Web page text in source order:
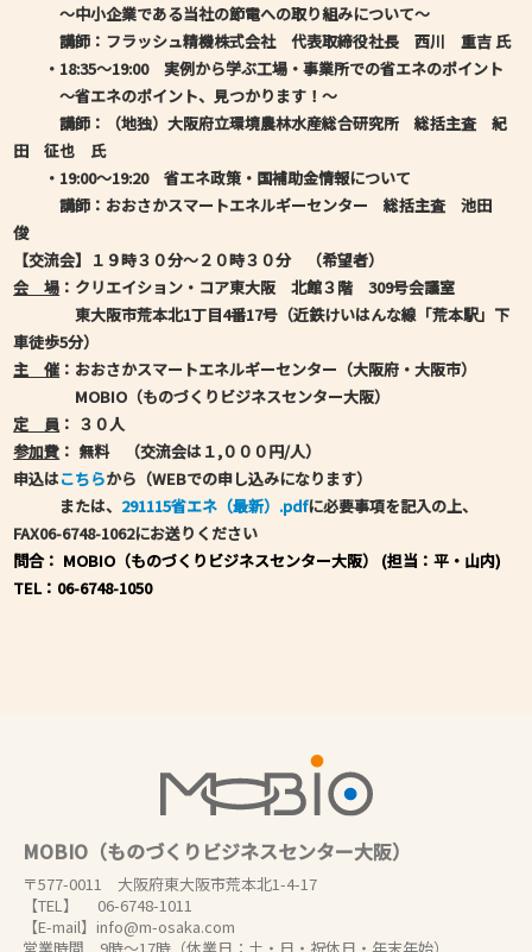
～中小企業である当社の節電への取り組みについて～
講師：フラッシュ精機株式会社 代表取締役社長 西川 重吉 氏
・ 18:35～19:00実例から学ぶ工場・事業所での省エネのポイント
～省エネのポイント、見つかります！～
講師：（地独）大阪府立環境農林水産総合研究所 総括主査 紀
田 征也 氏
・ 19:00～19:20省エネ政策・国補助金情報について
講師：おおさかスマートエネルギーセンター 総括主査 池田
俊
【交流会】１９時３０分～２０時３０分 （希望者）
会 場 ：クリエイション・コア東大阪 北館３階 309号会議室
東大阪市荒本北1丁目4番17号 （近鉄けいはんな線「荒本駅」下
車徒歩5分）
主 催 ：おおさかスマートエネルギーセンター（大阪府・大阪市）
MOBIO （ものづくりビジネスセンター大阪）
定 員 ： ３０人
参加費 ： 無料
（交流会は１,０００円/人）
申込はこちらから（WEBでの申し込みになります）
または、 291115省エネ（最新）.pdfに必要事項を記入の上、
FAX06-6748-1062にお送りください
問合： MOBIO（ものづくりビジネスセンター大阪） (担当：平・山内)
TEL：06-6748-1050
MOBIO（ものづくりビジネスセンター大阪）
〒577-0011 大阪府東大阪市荒本北1-4-17
【TEL】 06-6748-1011
【E-mail】info@m-osaka.com